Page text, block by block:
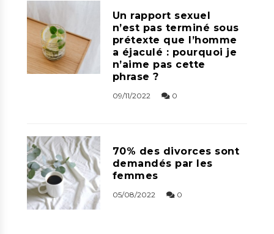
Un rapport sexuel
n’est pas terminé sous
prétexte que l’homme
a éjaculé : pourquoi je
n’aime pas cette
phrase ?
09/11/2022 0
70% des divorces sont
demandés par les
femmes
05/08/2022 0